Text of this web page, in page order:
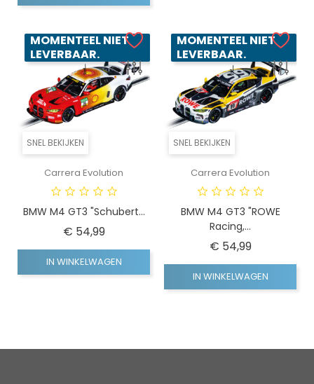
SNEL BEKIJKEN
MOMENTEEL NIET
LEVERBAAR.
Carrera Evolution
BMW M4 GT3 "Schubert...
€ 54,99Prijs
IN WINKELWAGEN
SNEL BEKIJKEN
MOMENTEEL NIET
LEVERBAAR.
Carrera Evolution
BMW M4 GT3 "ROWE
Racing,...
€ 54,99Prijs
IN WINKELWAGEN